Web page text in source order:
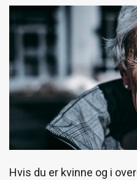
Hvis du er kvinne og i